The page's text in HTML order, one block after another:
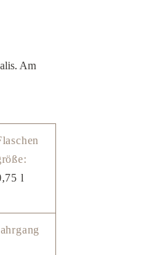
Am
l